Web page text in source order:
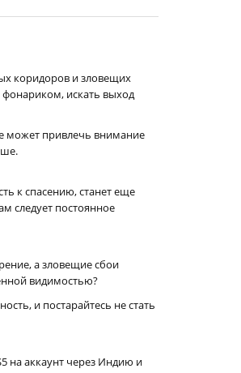
коридоров и зловещих
искать выход
может привлечь внимание
к спасению, станет еще
следует постоянное
а зловещие сбои
видимостью?
и постарайтесь не стать
на аккаунт через Индию и